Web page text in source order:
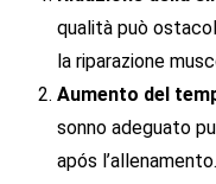
qualità può
la riparazione
Aumento del
sonno adeguato
após l’allenamento.